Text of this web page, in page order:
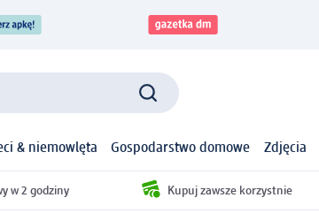
& niemowlęta Gospodarstwo domowe Zdjęcia
w 2 godziny Kupuj zawsze korzystnie